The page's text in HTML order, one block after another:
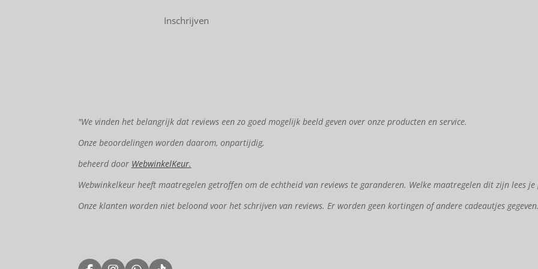
Inschrijven
"We vinden het belangrijk dat reviews een zo goed mogelijk beeld geven over onze producten en service.
Onze beoordelingen worden daarom, onpartijdig,
beheerd door WebwinkelKeur.
Webwinkelkeur heeft maatregelen getroffen om de echtheid van reviews te garanderen. Welke maatregelen dit zijn lees je
Onze klanten worden niet beloond voor het schrijven van reviews. Er worden geen kortingen of andere cadeautjes